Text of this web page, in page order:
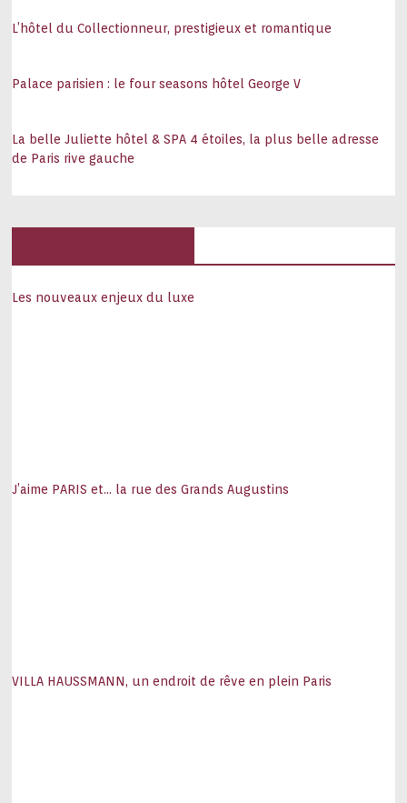
L’hôtel du Collectionneur, prestigieux et romantique
Palace parisien : le four seasons hôtel George V
La belle Juliette hôtel & SPA 4 étoiles, la plus belle adresse
de Paris rive gauche
Les nouveaux enjeux du luxe
J’aime PARIS et… la rue des Grands Augustins
VILLA HAUSSMANN, un endroit de rêve en plein Paris